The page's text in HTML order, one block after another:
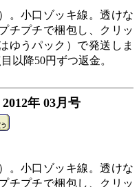
。小口ゾッキ線。透けな
チプチで梱包し、クリッ
ゆうパック）で発送しま
以降50円ずつ返金。
年 03月号
。小口ゾッキ線。透けな
チプチで梱包し、クリッ